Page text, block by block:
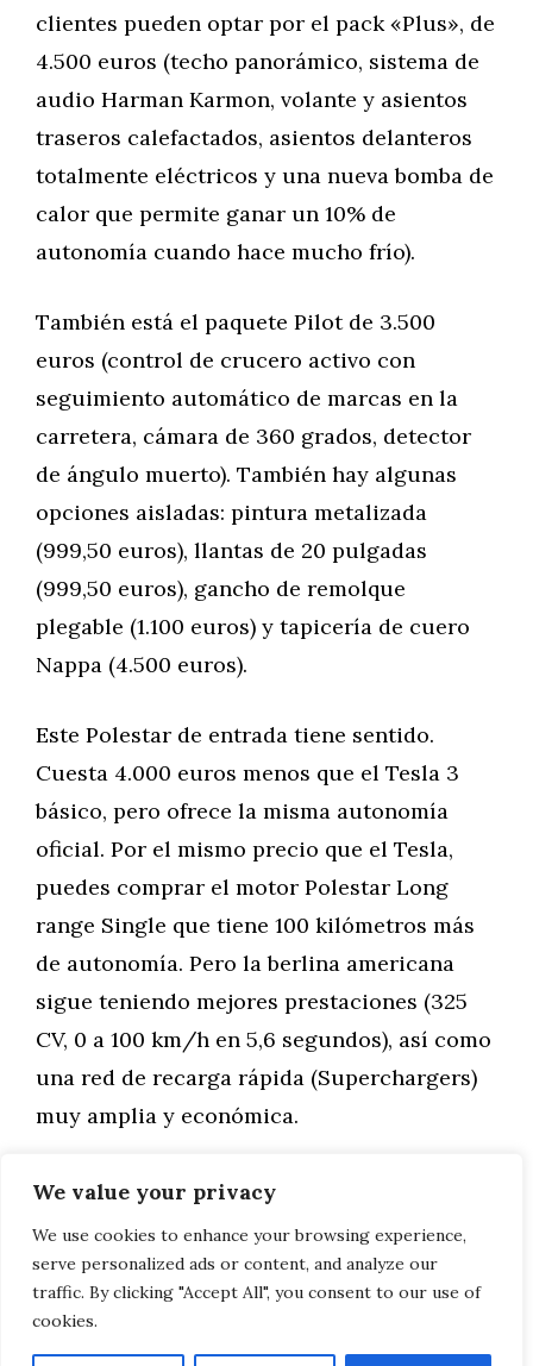
We value your privacy
We use cookies to enhance your browsing experience,
serve personalized ads or content, and analyze our
traffic. By clicking "Accept All", you consent to our use of
cookies.
clientes pueden optar por el pack «Plus», de
4.500 euros (techo panorámico, sistema de
audio Harman Karmon, volante y asientos
traseros calefactados, asientos delanteros
totalmente eléctricos y una nueva bomba de
calor que permite ganar un 10% de
autonomía cuando hace mucho frío).
También está el paquete Pilot de 3.500
euros (control de crucero activo con
seguimiento automático de marcas en la
carretera, cámara de 360 grados, detector
de ángulo muerto). También hay algunas
opciones aisladas: pintura metalizada
(999,50 euros), llantas de 20 pulgadas
(999,50 euros), gancho de remolque
plegable (1.100 euros) y tapicería de cuero
Nappa (4.500 euros).
Este Polestar de entrada tiene sentido.
Cuesta 4.000 euros menos que el Tesla 3
básico, pero ofrece la misma autonomía
oficial. Por el mismo precio que el Tesla,
puedes comprar el motor Polestar Long
range Single que tiene 100 kilómetros más
de autonomía. Pero la berlina americana
sigue teniendo mejores prestaciones (325
CV, 0 a 100 km/h en 5,6 segundos), así como
una red de recarga rápida (Superchargers)
muy amplia y económica.
Categorías
General,Motor
Alfa Romeo Giulia Veloce Ti
Land Rover Defender, del V8 al Phev